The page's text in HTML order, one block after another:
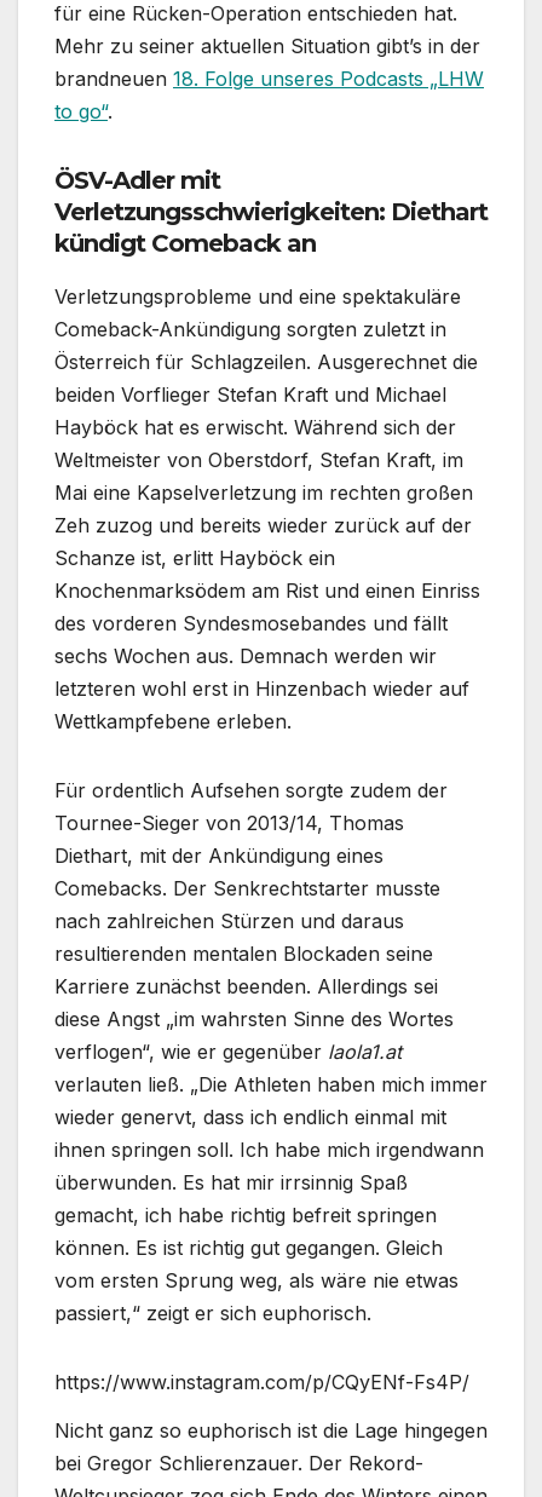
für eine Rücken-Operation entschieden hat.
Mehr zu seiner aktuellen Situation gibt’s in der
brandneuen 18. Folge unseres Podcasts „LHW
to go“.
ÖSV-Adler mit
Verletzungsschwierigkeiten: Diethart
kündigt Comeback an
Verletzungsprobleme und eine spektakuläre
Comeback-Ankündigung sorgten zuletzt in
Österreich für Schlagzeilen. Ausgerechnet die
beiden Vorflieger Stefan Kraft und Michael
Hayböck hat es erwischt. Während sich der
Weltmeister von Oberstdorf, Stefan Kraft, im
Mai eine Kapselverletzung im rechten großen
Zeh zuzog und bereits wieder zurück auf der
Schanze ist, erlitt Hayböck ein
Knochenmarksödem am Rist und einen Einriss
des vorderen Syndesmosebandes und fällt
sechs Wochen aus. Demnach werden wir
letzteren wohl erst in Hinzenbach wieder auf
Wettkampfebene erleben.
Für ordentlich Aufsehen sorgte zudem der
Tournee-Sieger von 2013/14, Thomas
Diethart, mit der Ankündigung eines
Comebacks. Der Senkrechtstarter musste
nach zahlreichen Stürzen und daraus
resultierenden mentalen Blockaden seine
Karriere zunächst beenden. Allerdings sei
diese Angst „im wahrsten Sinne des Wortes
verflogen“, wie er gegenüber laola1.at
verlauten ließ. „Die Athleten haben mich immer
wieder genervt, dass ich endlich einmal mit
ihnen springen soll. Ich habe mich irgendwann
überwunden. Es hat mir irrsinnig Spaß
gemacht, ich habe richtig befreit springen
können. Es ist richtig gut gegangen. Gleich
vom ersten Sprung weg, als wäre nie etwas
passiert,“ zeigt er sich euphorisch.
https://www.instagram.com/p/CQyENf-Fs4P/
Nicht ganz so euphorisch ist die Lage hingegen
bei Gregor Schlierenzauer. Der Rekord-